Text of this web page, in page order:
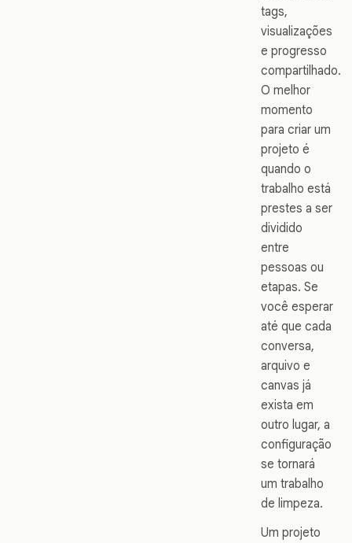
tags,
visualizações
e progresso
compartilhado.
O melhor
momento
para criar um
projeto é
quando o
trabalho está
prestes a ser
dividido
entre
pessoas ou
etapas. Se
você esperar
até que cada
conversa,
arquivo e
canvas já
exista em
outro lugar, a
configuração
se tornará
um trabalho
de limpeza.
Um projeto